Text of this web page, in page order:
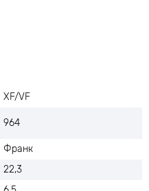
XF/VF
964
Франк
22,3